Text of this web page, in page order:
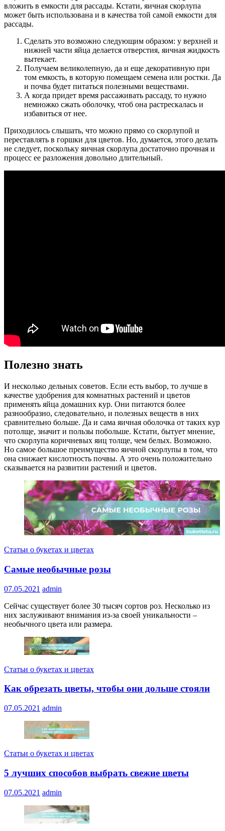
вложить в емкости для рассады. Кстати, яичная скорлупа
может быть использована и в качества той самой емкости для
рассады.
Сделать это возможно следующим образом: у верхней и
нижней части яйца делается отверстия, яичная жидкость
вытекает.
Получаем великолепную, да и еще декоративную при
том емкость, в которую помещаем семена или ростки. Да
и почва будет питаться полезными веществами.
А когда придет время рассаживать рассаду, то нужно
немножко сжать оболочку, чтоб она растрескалась и
избавиться от нее.
Приходилось слышать, что можно прямо со скорлупой и
переставлять в горшки для цветов. Но, думается, этого делать
не следует, поскольку яичная скорлупа достаточно прочная и
процесс ее разложения довольно длительный.
Полезно знать
И несколько дельных советов. Если есть выбор, то лучше в
качестве удобрения для комнатных растений и цветов
применять яйца домашних кур. Они питаются более
разнообразно, следовательно, и полезных веществ в них
сравнительно больше. Да и сама яичная оболочка от таких кур
потолще, значит и пользы побольше. Кстати, бытует мнение,
что скорлупа коричневых яиц толще, чем белых. Возможно.
Но самое большое преимущество яичной скорлупы в том, что
она снижает кислотность почвы. А это очень положительно
сказывается на развитии растений и цветов.
Статьи о букетах и цветах
Самые необычные розы
07.05.2021 admin
Сейчас существует более 30 тысяч сортов роз. Несколько из
них заслуживают внимания из-за своей уникальности –
необычного цвета или размера.
Статьи о букетах и цветах
Как обрезать цветы, чтобы они дольше стояли
07.05.2021 admin
Статьи о букетах и цветах
5 лучших способов выбрать свежие цветы
07.05.2021 admin